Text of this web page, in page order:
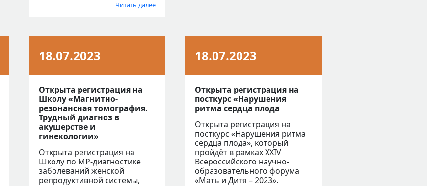
Читать далее
18.07.2023
Открыта регистрация на
Школу «Магнитно-
резонансная томография.
Трудный диагноз в
акушерстве и
гинекологии»
Открыта регистрация на
Школу по МР-диагностике
заболеваний женской
репродуктивной системы,
18.07.2023
Открыта регистрация на
посткурс «Нарушения
ритма сердца плода
Открыта регистрация на
посткурс «Нарушения ритма
сердца плода», который
пройдёт в рамках XXIV
Всероссийского научно-
образовательного форума
«Мать и Дитя – 2023».